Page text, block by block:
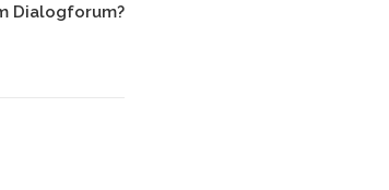
Dialogforum?